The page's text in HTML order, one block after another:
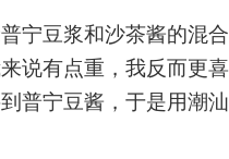
宁豆浆和沙茶酱的混合
说有点重，我反而更喜
普宁豆酱，于是用潮汕